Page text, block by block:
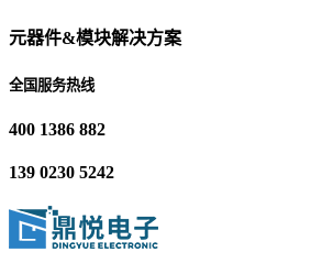
元器件&模块解决方案
全国服务热线
400 1386 882
139 0230 5242